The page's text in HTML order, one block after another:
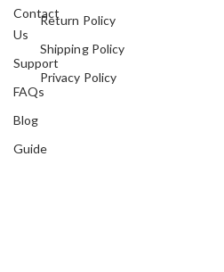
Contact
Us
Support
FAQs
Blog
Guide
Return Policy
Shipping Policy
Privacy Policy